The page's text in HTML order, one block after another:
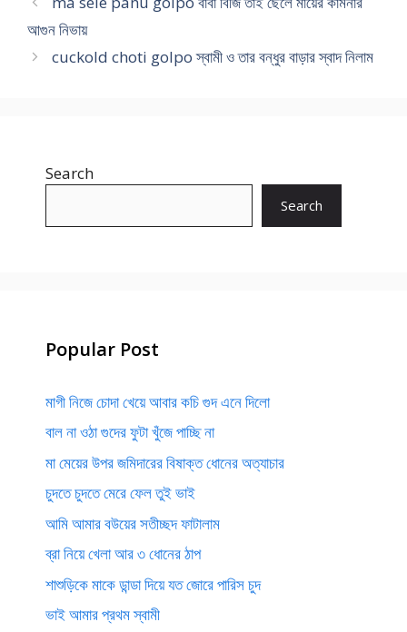
আগুন নিভায়
cuckold choti golpo স্বামী ও তার বন্ধুর বাড়ার স্বাদ নিলাম
Search
Search
Popular Post
মাগী নিজে চোদা খেয়ে আবার কচি গুদ এনে দিলো
বাল না ওঠা গুদের ফুটা খুঁজে পাচ্ছি না
মা মেয়ের উপর জমিদারের বিষাক্ত ধোনের অত্যাচার
চুদতে চুদতে মেরে ফেল তুই ভাই
আমি আমার বউয়ের সতীচ্ছদ ফাটালাম
ব্রা নিয়ে খেলা আর ৩ ধোনের ঠাপ
শাশুড়িকে মাকে ডান্ডা দিয়ে যত জোরে পারিস চুদ
ভাই আমার প্রথম স্বামী